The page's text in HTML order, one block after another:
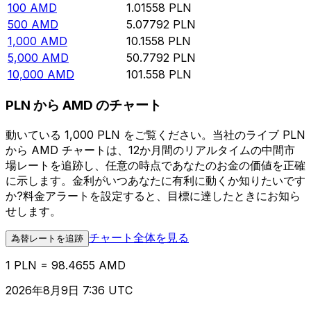
100 AMD 1.01558 PLN
500 AMD 5.07792 PLN
1,000 AMD 10.1558 PLN
5,000 AMD 50.7792 PLN
10,000 AMD 101.558 PLN
PLN から AMD のチャート
動いている 1,000 PLN をご覧ください。当社のライブ PLN
から AMD チャートは、12か月間のリアルタイムの中間市
場レートを追跡し、任意の時点であなたのお金の価値を正確
に示します。金利がいつあなたに有利に動くか知りたいです
か?料金アラートを設定すると、目標に達したときにお知ら
せします。
為替レートを追跡 チャート全体を見る
1 PLN = 98.4655 AMD
2026年8月9日 7:36 UTC